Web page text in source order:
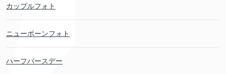
カップルフォト
ニューボーンフォト
ハーフバースデー